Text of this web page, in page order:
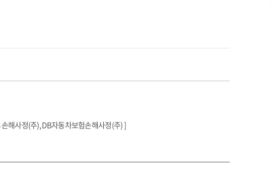
해사정(주), DB자동차보험손해사정(주) ]